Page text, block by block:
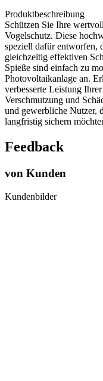
Produktbeschreibung
Schützen Sie Ihre
Vogelschutz. Diese
speziell dafür entworfen,
gleichzeitig effektiven
Spieße sind einfach zu
Photovoltaikanlage an.
verbesserte Leistung
Verschmutzung und
und gewerbliche Nutzer,
langfristig sichern
Feedback
von Kunden
Kundenbilder